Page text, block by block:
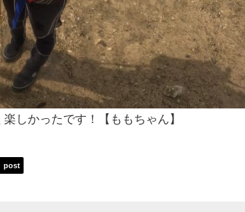
しかったです！【ももちゃん】
post